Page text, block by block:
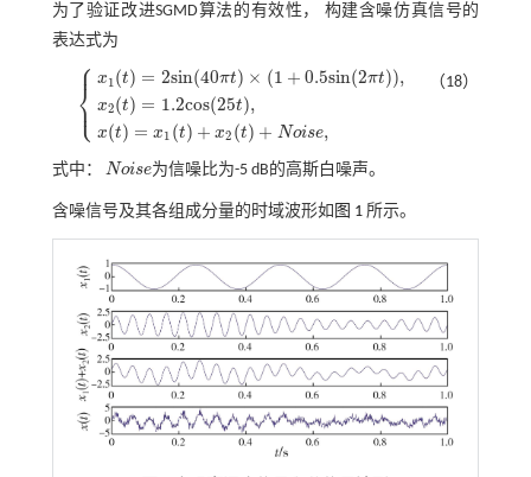
为了验证改进SGMD算法的有效性， 构建含噪仿真信号的
表达式为
⎧
⎩
⎨⎪
⎪
x1(t) = 2sin(40πt) × (1 + 0.5sin(2πt)),
x2(t) = 1.2cos(25t),
x(t) = x1 (t) + x2 (t) + Noise,
x1 (t)=2s in(40πt)×(1+0.5si n(
（18）
式中： Noise
Noise 为信噪比为-5 dB的高斯白噪声。
含噪信号及其各组成分量的时域波形如 图 1所示。